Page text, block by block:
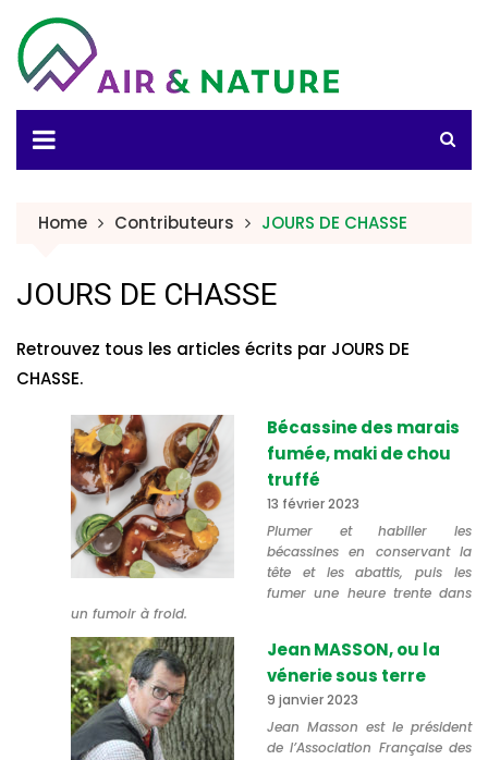
content
Home Contributeurs JOURS DE CHASSE
JOURS DE CHASSE
Retrouvez tous les articles écrits par JOURS DE
CHASSE.
Bécassine des marais
fumée, maki de chou
truffé
13 février 2023
Plumer et habiller les
bécassines en conservant la
tête et les abattis, puis les
fumer une heure trente dans
un fumoir à froid.
Jean MASSON, ou la
vénerie sous terre
9 janvier 2023
Jean Masson est le président
de l’Association Française des